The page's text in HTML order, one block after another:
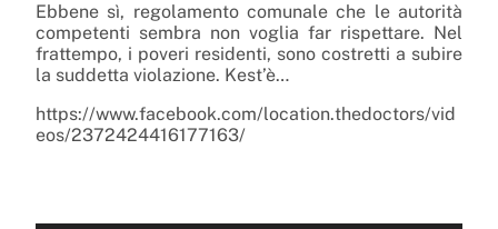
Ebbene sì, regolamento comunale che le autorità
competenti sembra non voglia far rispettare. Nel
frattempo, i poveri residenti, sono costretti a subire
la suddetta violazione. Kest’è…
https://www.facebook.com/location.thedoctors/vid
eos/2372424416177163/